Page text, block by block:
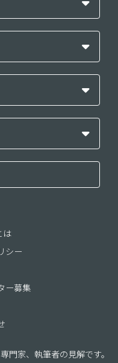
は
シー
ー募集
門家、執筆者の見解です。